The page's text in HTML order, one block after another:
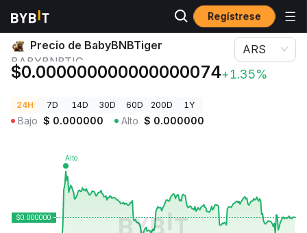
Regístrese
Precios de Criptomonedas Precio de BabyBNBTiger BABYBNBTIG
Precio de BabyBNBTiger
BABYBNBTIG
$0.000000000000000074+1.35%
ARS
24H 7D 14D 30D 60D 200D 1Y
Bajo $ 0.000000 Alto $ 0.000000